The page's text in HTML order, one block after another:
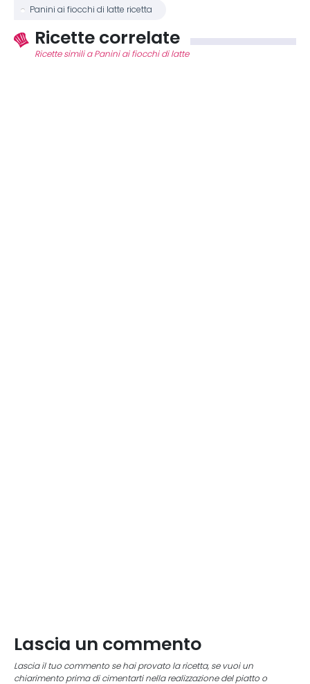
Panini ai fiocchi di latte ricetta
Ricette correlate
Ricette simili a Panini ai fiocchi di latte
Lascia un commento
Lascia il tuo commento se hai provato la ricetta, se vuoi un
chiarimento prima di cimentarti nella realizzazione del piatto o